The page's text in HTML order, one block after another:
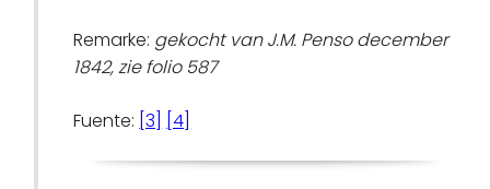
Remarke: gekocht van J.M. Penso december
1842, zie folio 587
Fuente: [3] [4]